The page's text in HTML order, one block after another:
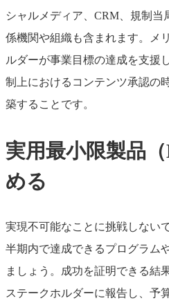
シャルメディア、CRM、規制当
係機関や組織も含まれます。メ
ルダーが事業目標の達成を支援
制上におけるコンテンツ承認の
築することです。
実用最小限製品
める
実現不可能なことに挑戦しない
半期内で達成できるプログラム
ましょう。成功を証明できる結
ステークホルダーに報告し、予